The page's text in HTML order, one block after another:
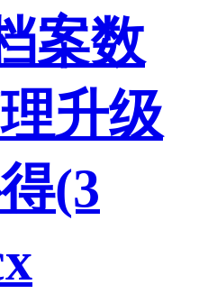
案数
升级
(3